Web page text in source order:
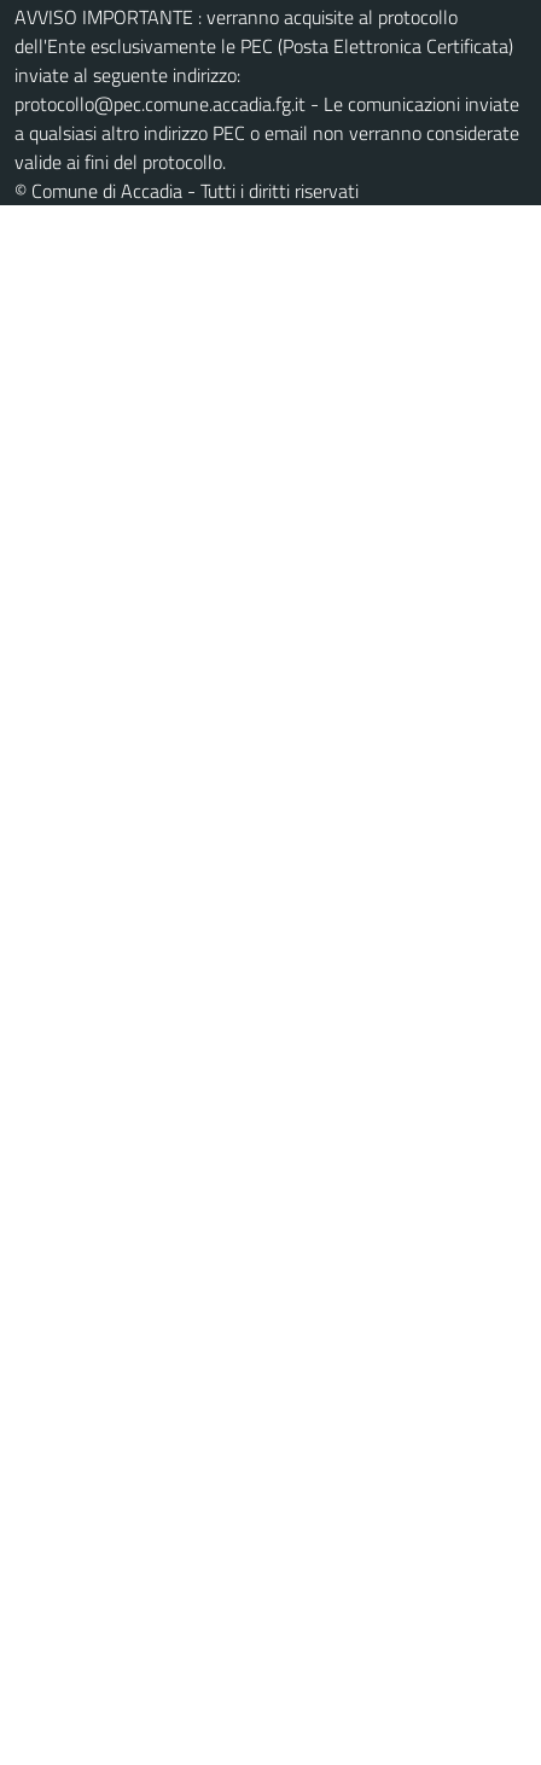
AVVISO IMPORTANTE : verranno acquisite al protocollo
dell'Ente esclusivamente le PEC (Posta Elettronica Certificata)
inviate al seguente indirizzo:
protocollo@pec.comune.accadia.fg.it - Le comunicazioni inviate
a qualsiasi altro indirizzo PEC o email non verranno considerate
valide ai fini del protocollo.
© Comune di Accadia - Tutti i diritti riservati